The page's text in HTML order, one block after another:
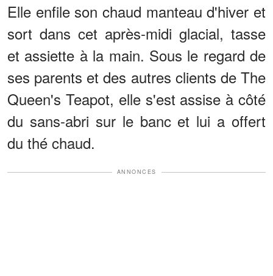
Elle enfile son chaud manteau d'hiver et
sort dans cet après-midi glacial, tasse
et assiette à la main. Sous le regard de
ses parents et des autres clients de The
Queen's Teapot, elle s'est assise à côté
du sans-abri sur le banc et lui a offert
du thé chaud.
ANNONCES